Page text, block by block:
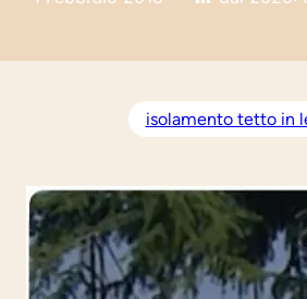
isolamento tetto in